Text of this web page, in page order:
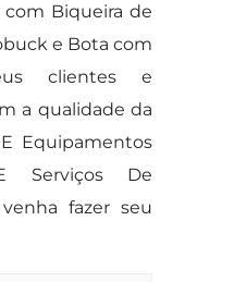
Biqueira de
e Bota com
clientes e
a qualidade da
Equipamentos
Serviços De
fazer seu